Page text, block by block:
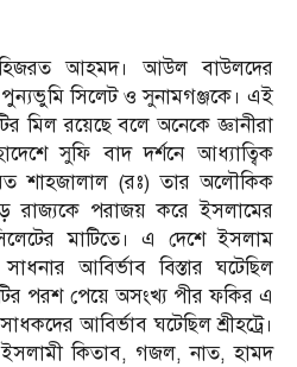
আহমদ। আউল বাউলদের
পুন্যভুমি সিলেট ও সুনামগঞ্জকে। এই
মিল রয়েছে বলে অনেকে জ্ঞানীরা
সুফি বাদ দর্শনে আধ্যাত্বিক
শাহজালাল (রঃ) তার অলৌকিক
রাজ্যকে পরাজয় করে ইসলামের
মাটিতে। এ দেশে ইসলাম
আবির্ভাব বিস্তার ঘটেছিল
পরশ পেয়ে অসংখ্য পীর ফকির এ
আবির্ভাব ঘটেছিল শ্রীহট্রে।
ইসলামী কিতাব, গজল, নাত, হামদ